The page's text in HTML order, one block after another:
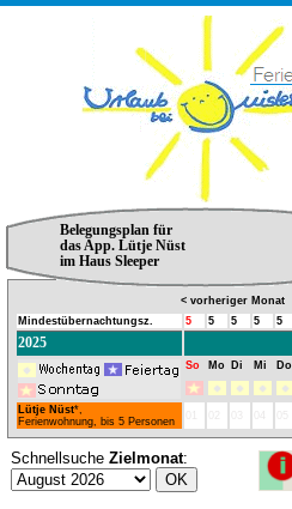
Belegungsplan für
das App. Lütje Nüst
im Haus Sleeper
< vorheriger Monat
Mindestübernachtungsz.
5 5 5 5 5
2025
So Mo Di Mi Do
Lütje Nüst*,
Ferienwohnung, bis 5 Personen
Schnellsuche Zielmonat: